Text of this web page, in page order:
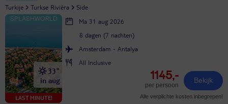
Turkije Turkse Rivièra Side
LAST MINUTE!
33°
in aug
Ma 31 aug 2026
8 dagen (7 nachten)
Amsterdam - Antalya
All Inclusive
1145,-
per persoon
Bekijk
Alle verplichte kosten inbegrepen!